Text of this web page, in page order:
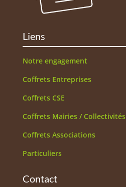
Liens
Notre engagement
Coffrets Entreprises
Coffrets CSE
Coffrets Mairies / Collectivités
Coffrets Associations
Particuliers
Contact